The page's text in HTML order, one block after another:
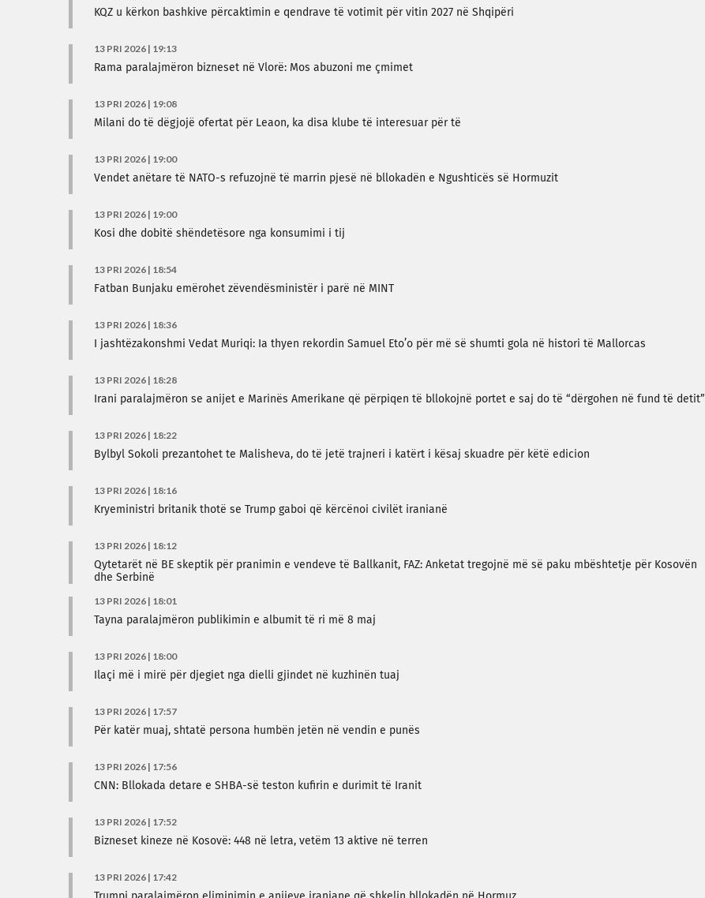
KQZ u kërkon bashkive përcaktimin e qendrave të votimit për vitin 2027 në Shqipëri
13 PRI 2026 | 19:13
Rama paralajmëron bizneset në Vlorë: Mos abuzoni me çmimet
13 PRI 2026 | 19:08
Milani do të dëgjojë ofertat për Leaon, ka disa klube të interesuar për të
13 PRI 2026 | 19:00
Vendet anëtare të NATO-s refuzojnë të marrin pjesë në bllokadën e Ngushticës së Hormuzit
13 PRI 2026 | 19:00
Kosi dhe dobitë shëndetësore nga konsumimi i tij
13 PRI 2026 | 18:54
Fatban Bunjaku emërohet zëvendësministër i parë në MINT
13 PRI 2026 | 18:36
I jashtëzakonshmi Vedat Muriqi: Ia thyen rekordin Samuel Eto’o për më së shumti gola në histori të Mallorcas
13 PRI 2026 | 18:28
Irani paralajmëron se anijet e Marinës Amerikane që përpiqen të bllokojnë portet e saj do të “dërgohen në fund të detit”
13 PRI 2026 | 18:22
Bylbyl Sokoli prezantohet te Malisheva, do të jetë trajneri i katërt i kësaj skuadre për këtë edicion
13 PRI 2026 | 18:16
Kryeministri britanik thotë se Trump gaboi që kërcënoi civilët iranianë
13 PRI 2026 | 18:12
Qytetarët në BE skeptik për pranimin e vendeve të Ballkanit, FAZ: Anketat tregojnë më së paku mbështetje për Kosovën
dhe Serbinë
13 PRI 2026 | 18:01
Tayna paralajmëron publikimin e albumit të ri më 8 maj
13 PRI 2026 | 18:00
Ilaçi më i mirë për djegiet nga dielli gjindet në kuzhinën tuaj
13 PRI 2026 | 17:57
Për katër muaj, shtatë persona humbën jetën në vendin e punës
13 PRI 2026 | 17:56
CNN: Bllokada detare e SHBA-së teston kufirin e durimit të Iranit
13 PRI 2026 | 17:52
Bizneset kineze në Kosovë: 448 në letra, vetëm 13 aktive në terren
13 PRI 2026 | 17:42